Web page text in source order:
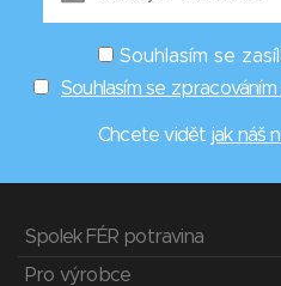
Souhlasím se
Souhlasím se
Chcete vidět jak náš
Spolek FÉR potravina
Pro výrobce